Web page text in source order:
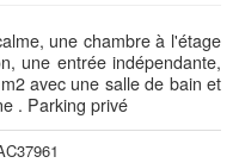
une chambre à l'étage
une entrée indépendante,
avec une salle de bain et
. Parking privé